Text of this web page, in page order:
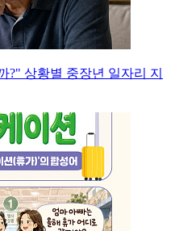
?" 상황별 중장년 일자리 지